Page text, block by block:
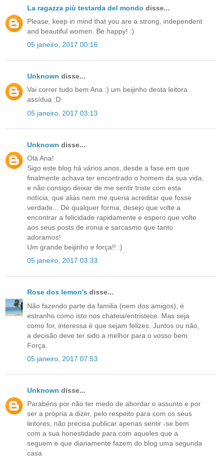
La ragazza più testarda del mondo disse...
Please, keep in mind that you are a strong, independent
and beautiful women. Be happy! :)
05 janeiro, 2017 00:16
Unknown disse...
Vai correr tudo bem Ana :) um beijinho desta leitora
assídua :D
05 janeiro, 2017 03:13
Unknown disse...
Olá Ana!
Sigo este blog há vários anos, desde a fase em que
finalmente achava ter encontrado o homem da sua vida,
e não consigo deixar de me sentir triste com esta
notícia, que aliás nem me queria acreditar que fosse
verdade... De qualquer forma, desejo que volte a
encontrar a felicidade rapidamente e espero que volte
aos seus posts de ironia e sarcasmo que tanto
adoramos!
Um grande beijinho e força!! :)
05 janeiro, 2017 03:33
Rose dos lemon's disse...
Não fazendo parte da familia (nem dos amigos), é
estranho como isto nos chateia/entristece. Mas seja
como for, interessa é que sejam felizes. Juntos ou não,
a decisão deve ter sido a melhor para o vosso bem.
Força.
05 janeiro, 2017 07:53
Unknown disse...
Parabéns por não ter medo de abordar o assunto e por
ser a própria a dizer, pelo respeito para com os seus
leitores, não precisa publicar apenas sentir -se bem
com a sua honestidade para com aqueles que a
seguem e que diariamente fazem do blog uma segunda
casa